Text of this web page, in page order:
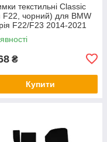
текстильні Classic
F22, чорний) для BMW
F22/F23 2014-2021
₴
Купити